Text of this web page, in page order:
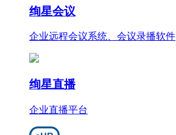
绚星会议
企业远程会议系统、会议录播软件
绚星直播
企业直播平台